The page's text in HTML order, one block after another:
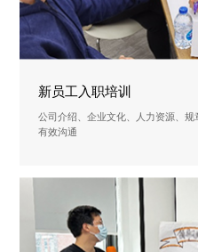
新员工入职培训
公司介绍、企业文化、人力资源、规
有效沟通